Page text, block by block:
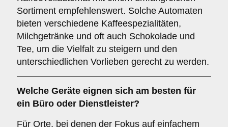
Sortiment empfehlenswert. Solche Automaten
bieten verschiedene Kaffeespezialitäten,
Milchgetränke und oft auch Schokolade und
Tee, um die Vielfalt zu steigern und den
unterschiedlichen Vorlieben gerecht zu werden.
Welche Geräte eignen sich am besten für
ein Büro oder Dienstleister?
Für Orte, bei denen der Fokus auf einfachem